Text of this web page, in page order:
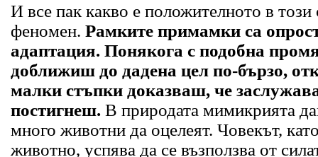
И все пак какво е положителното в този
феномен. Рамките примамки са
адаптация. Понякога с подобна
доближиш до дадена цел по-бързо,
малки стъпки доказваш, че
постигнеш. В природата мимикрията
много животни да оцелеят. Човекът,
животно, успява да се възползва от